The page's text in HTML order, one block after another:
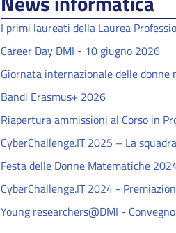
I primi laureati della Laurea
Career Day DMI - 10 giugno 2026
Giornata internazionale delle
Bandi Erasmus+ 2026
Riapertura ammissioni al Corso in
CyberChallenge.IT 2025 – La
Festa delle Donne Matematiche
CyberChallenge.IT 2024 -
Young researchers@DMI -